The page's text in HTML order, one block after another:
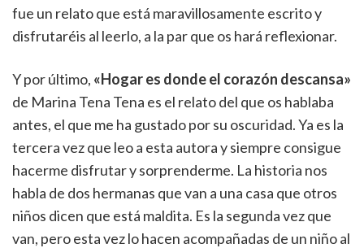
fue un relato que está maravillosamente escrito y
disfrutaréis al leerlo, a la par que os hará reflexionar.
Y por último, «Hogar es donde el corazón descansa»
de Marina Tena Tena es el relato del que os hablaba
antes, el que me ha gustado por su oscuridad. Ya es la
tercera vez que leo a esta autora y siempre consigue
hacerme disfrutar y sorprenderme. La historia nos
habla de dos hermanas que van a una casa que otros
niños dicen que está maldita. Es la segunda vez que
van, pero esta vez lo hacen acompañadas de un niño al